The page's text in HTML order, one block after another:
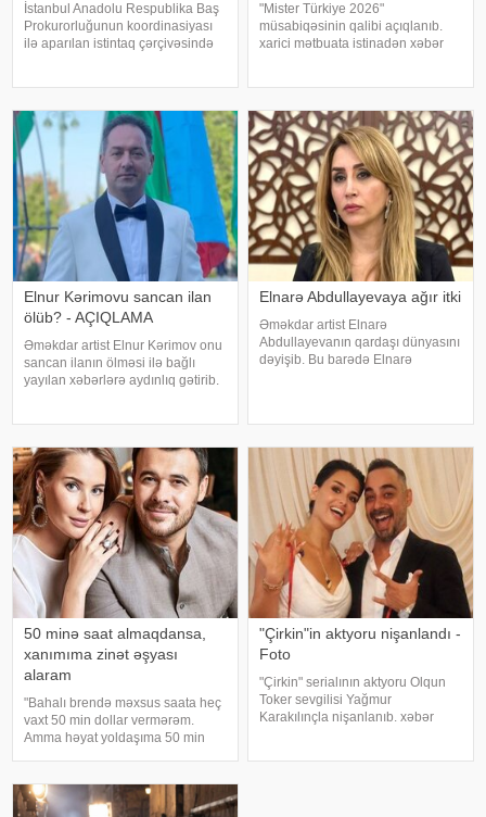
İstanbul Anadolu Respublika Baş
Prokurorluğunun koordinasiyası
ilə aparılan istintaq çərçivəsində
vaxtda həyata keçirilə
"Mister Türkiye 2026"
müsabiqəsinin qalibi açıqlanıb.
xarici mətbuata istinadən xəbər
Navdar birinci olaraq "Miste
Elnur Kərimovu sancan ilan
ölüb? - AÇIQLAMA
Əməkdar artist Elnur Kərimov onu
sancan ilanın ölməsi ilə bağlı
yayılan xəbərlərə aydınlıq gətirib.
açıqlama verməmişəm
Elnarə Abdullayevaya ağır itki
Əməkdar artist Elnarə
Abdullayevanın qardaşı dünyasını
dəyişib. Bu barədə Elnarə
söz ifad
50 minə saat almaqdansa,
xanımıma zinət əşyası
alaram
"Bahalı brendə məxsus saata heç
vaxt 50 min dollar vermərəm.
Amma həyat yoldaşıma 50 min
istinadən xəbər verir ki, bu sözləri
Xalq artisti Emin Ağalaro
"Çirkin"in aktyoru nişanlandı -
Foto
"Çirkin" serialının aktyoru Olqun
Toker sevgilisi Yağmur
Karakılınçla nişanlanıb. xəbər